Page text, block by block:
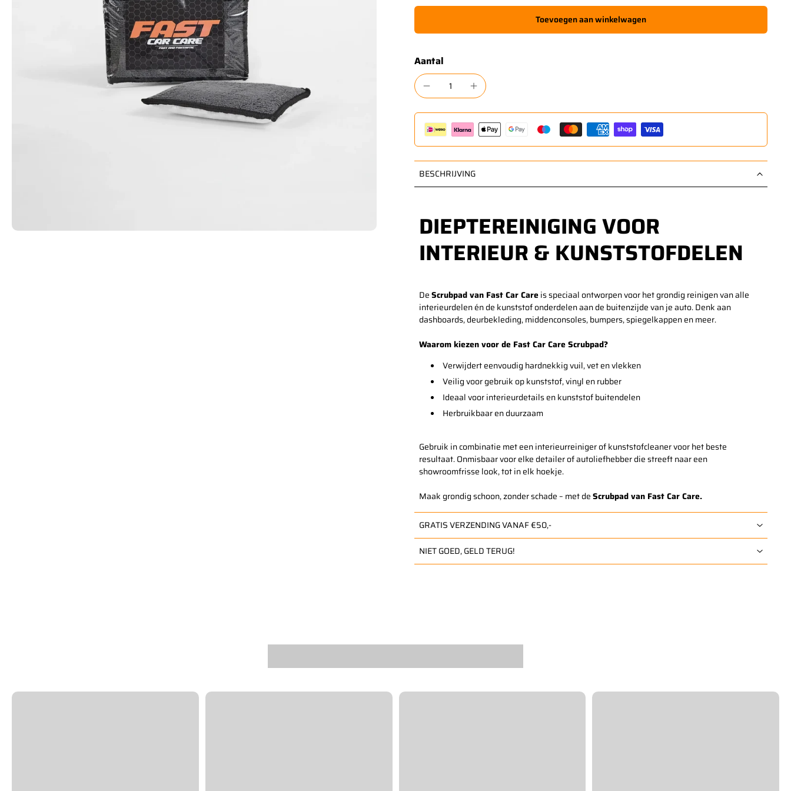
Toevoegen aan winkelwagen
Aantal
BESCHRIJVING
DIEPTEREINIGING VOOR
INTERIEUR & KUNSTSTOFDELEN
DeScrubpad van Fast Car Careis speciaal ontworpen voor het grondig reinigen van alle
interieurdelen én de kunststof onderdelen aan de buitenzijde van je auto. Denk aan
dashboards, deurbekleding, middenconsoles, bumpers, spiegelkappen en meer.
Waarom kiezen voor de Fast Car Care Scrubpad?
Verwijdert eenvoudig hardnekkig vuil, vet en vlekken
Veilig voor gebruik op kunststof, vinyl en rubber
Ideaal voor interieurdetails en kunststof buitendelen
Herbruikbaar en duurzaam
Gebruik in combinatie met een interieurreiniger of kunststofcleaner voor het beste
resultaat. Onmisbaar voor elke detailer of autoliefhebber die streeft naar een
showroomfrisse look, tot in elk hoekje.
Maak grondig schoon, zonder schade – met deScrubpad van Fast Car Care.
GRATIS VERZENDING VANAF €50,-
NIET GOED, GELD TERUG!